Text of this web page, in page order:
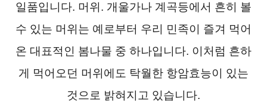
일품입니다. 머위. 개울가나 계곡등에서 흔히 볼
수 있는 머위는 예로부터 우리 민족이 즐겨 먹어
온 대표적인 봄나물 중 하나입니다. 이처럼 흔하
게 먹어오던 머위에도 탁월한 항암효능이 있는
것으로 밝혀지고 있습니다.